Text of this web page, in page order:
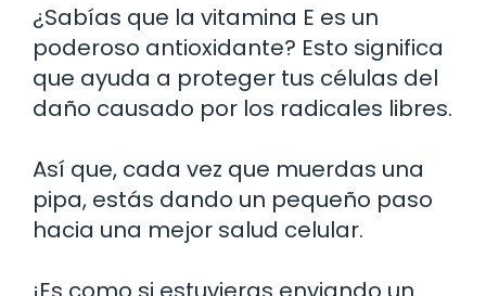
¿Sabías que la vitamina E es un
poderoso antioxidante? Esto significa
que ayuda a proteger tus células del
daño causado por los radicales libres.
Así que, cada vez que muerdas una
pipa, estás dando un pequeño paso
hacia una mejor salud celular.